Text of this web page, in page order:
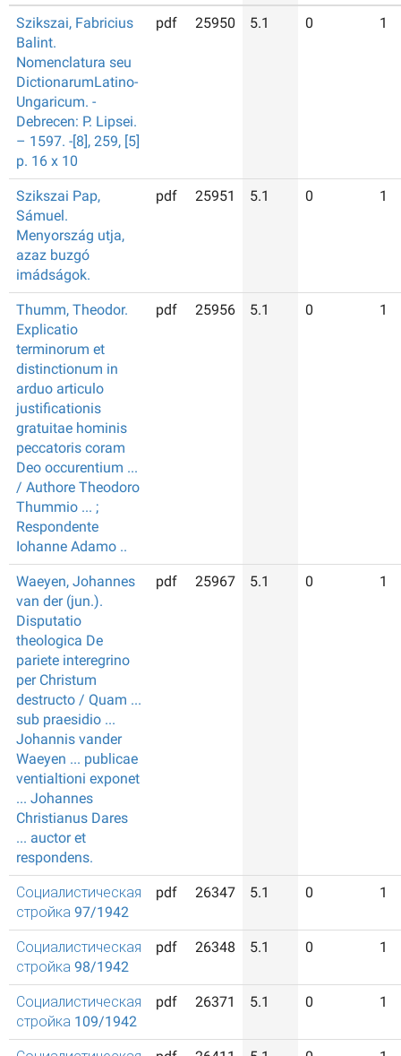
Szikszai, Fabricius
Balint.
Nomenclatura seu
DictionarumLatino-
Ungaricum. -
Debrecen: P. Lipsei.
– 1597. -[8], 259, [5]
p. 16 x 10
pdf 25950 5.1 0 1
Szikszai Pap,
Sámuel.
Menyország utja,
azaz buzgó
imádságok.
pdf 25951 5.1 0 1
Thumm, Theodor.
Explicatio
terminorum et
distinctionum in
arduo articulo
justificationis
gratuitae hominis
peccatoris coram
Deo occurentium ...
/ Authore Theodoro
Thummio ... ;
Respondente
Iohanne Adamo ..
pdf 25956 5.1 0 1
Waeyen, Johannes
van der (jun.).
Disputatio
theologica De
pariete interegrino
per Christum
destructo / Quam ...
sub praesidio ...
Johannis vander
Waeyen ... publicae
ventialtioni exponet
... Johannes
Christianus Dares
... auctor et
respondens.
pdf 25967 5.1 0 1
Социалистическая
стройка 97/1942
pdf 26347 5.1 0 1
Социалистическая
стройка 98/1942
pdf 26348 5.1 0 1
Социалистическая
стройка 109/1942
pdf 26371 5.1 0 1